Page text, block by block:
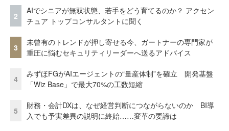
2
AIでシニアが無双状態、若手をどう育てるのか？ アクセン
チュア トップコンサルタントに聞く
3
未曾有のトレンドが押し寄せる今、ガートナーの専門家が
重圧に悩むセキュリティリーダーへ送るアドバイス
4
みずほFGがAIエージェントの“量産体制”を確立 開発基盤
「Wiz Base」で最大70%の工数短縮
5
財務・会計DXは、なぜ経営判断につながらないのか BI導
入でも予実差異の説明に終始……変革の要諦は